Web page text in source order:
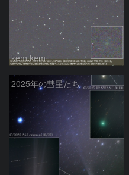
kem.kem
2025年の彗星たち